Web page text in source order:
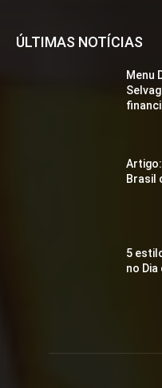
ÚLTIMAS NOTÍCIAS
Menu
Brasil
5
no Dia